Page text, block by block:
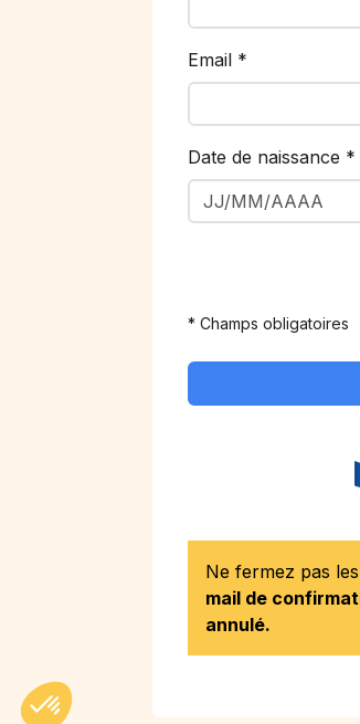
Email *
Date de naissance *
* Champs obligatoires
Ne fermez pas
mail de
annulé.